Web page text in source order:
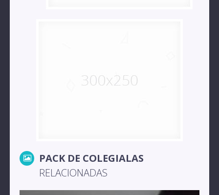
PACK DE COLEGIALAS
RELACIONADAS